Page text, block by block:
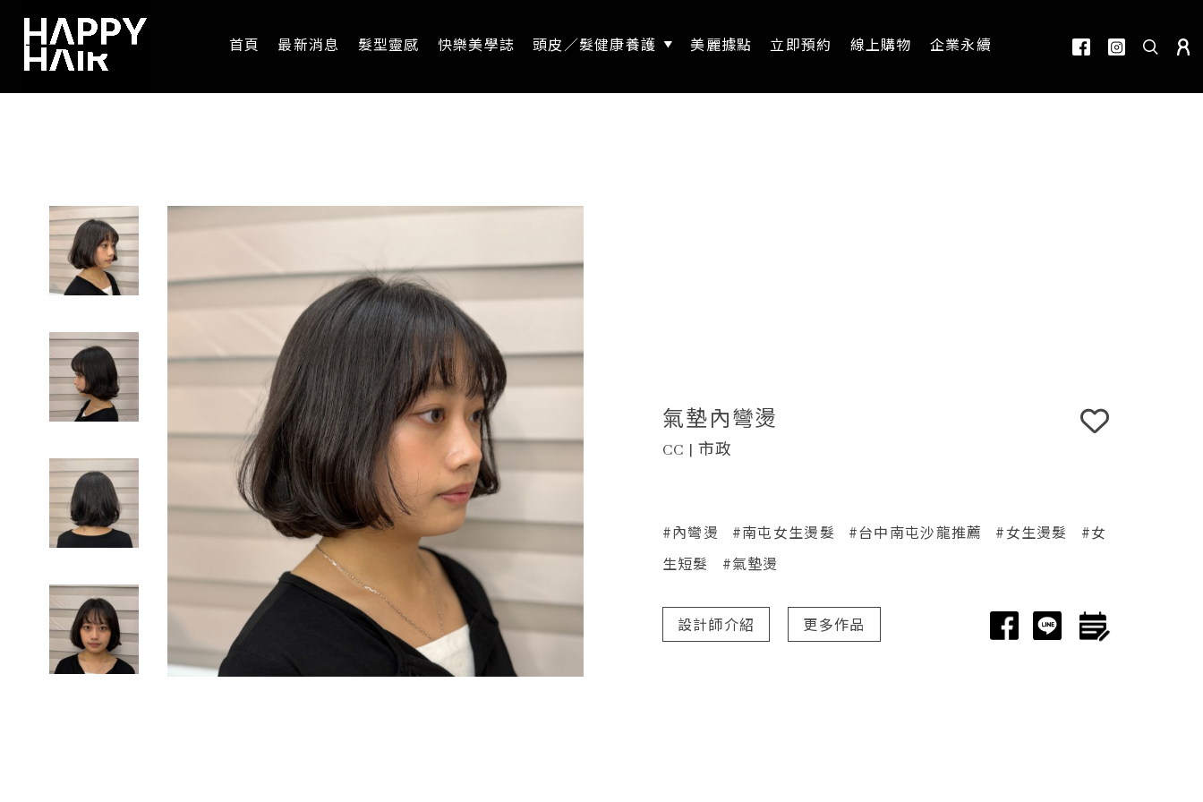
首頁 最新消息 髮型靈感 快樂美學誌 頭皮／髮健康養護 美麗據點 立即預約 線上購物 企業永續
氣墊內彎燙
CC | 市政
#內彎燙 #南屯女生燙髮 #台中南屯沙龍推薦 #女生燙髮
#女
生短髮
#氣墊燙
設計師介紹 更多作品